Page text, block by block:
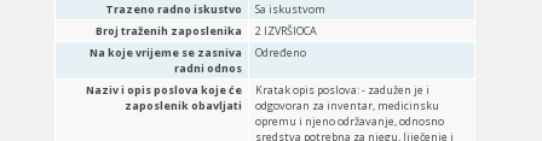
Trazeno radno iskustvo
Sa iskustvom
Broj traženih zaposlenika
2 IZVRŠIOCA
Na koje vrijeme se zasniva
radni odnos
Određeno
Naziv i opis poslova koje će
zaposlenik obavljati
Kratak opis poslova: - zadužen je i
odgovoran za inventar, medicinsku
opremu i njeno održavanje, odnosno
sredstva potrebna za njegu, liječenje i